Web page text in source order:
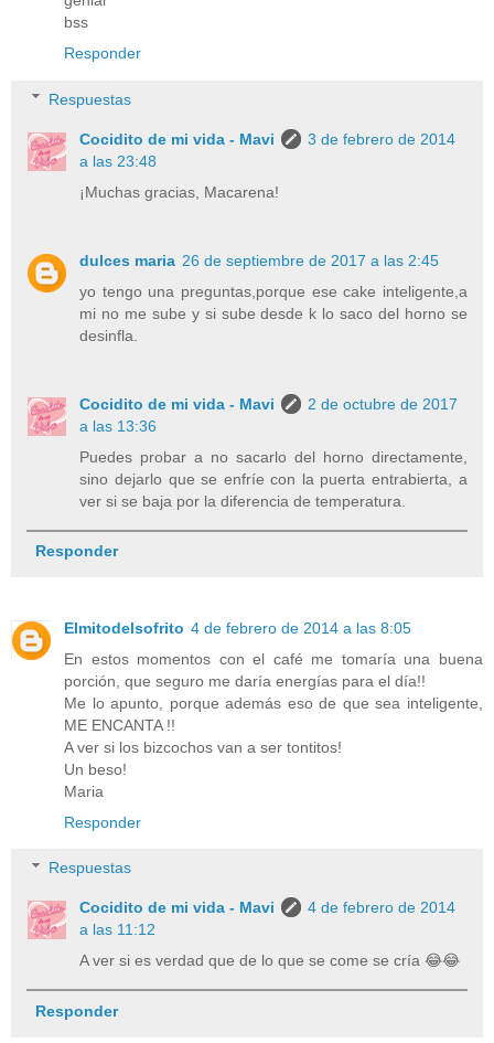
bss
Responder
Respuestas
Cocidito de mi vida - Mavi
3 de febrero de 2014
a las 23:48
¡Muchas gracias, Macarena!
dulces maria 26 de septiembre de 2017 a las 2:45
yo tengo una preguntas,porque ese cake inteligente,a
mi no me sube y si sube desde k lo saco del horno se
desinfla.
Cocidito de mi vida - Mavi
2 de octubre de 2017
a las 13:36
Puedes probar a no sacarlo del horno directamente,
sino dejarlo que se enfríe con la puerta entrabierta, a
ver si se baja por la diferencia de temperatura.
Responder
Elmitodelsofrito 4 de febrero de 2014 a las 8:05
En estos momentos con el café me tomaría una buena
porción, que seguro me daría energías para el día!!
Me lo apunto, porque además eso de que sea inteligente,
ME ENCANTA !!
A ver si los bizcochos van a ser tontitos!
Un beso!
Maria
Responder
Respuestas
Cocidito de mi vida - Mavi
4 de febrero de 2014
a las 11:12
A ver si es verdad que de lo que se come se cría 😂😂
Responder